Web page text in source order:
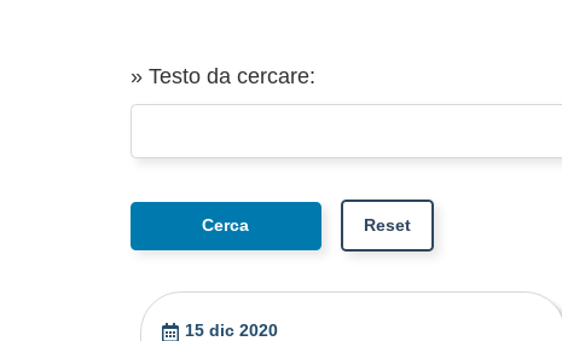
» Testo da cercare:
15 dic 2020